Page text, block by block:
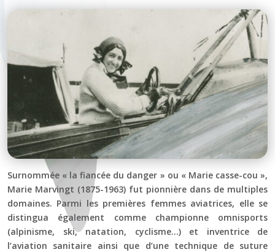
Surnommée « la fiancée du danger » ou « Marie casse-cou »,
Marie Marvingt (1875-1963) fut pionnière dans de multiples
domaines. Parmi les premières femmes aviatrices, elle se
distingua également comme championne omnisports
(alpinisme, ski, natation, cyclisme…) et inventrice de
l’aviation sanitaire ainsi que d’une technique de suture